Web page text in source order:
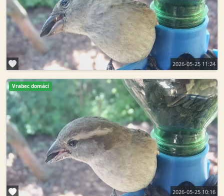
2026-05-25 11:24
Vrabec domácí
2026-05-25 10:16